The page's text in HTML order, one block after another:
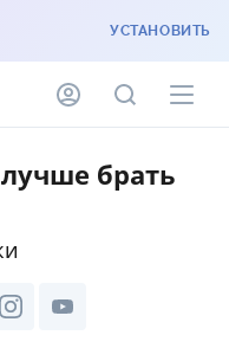
УСТАНОВИТЬ
брать